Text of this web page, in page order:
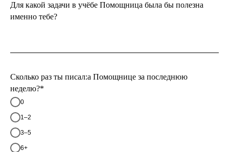
Для какой задачи в учёбе Помощница была бы полезна
именно тебе?
Сколько раз ты писал:а Помощнице за последнюю
неделю?*
0
1–2
3–5
6+